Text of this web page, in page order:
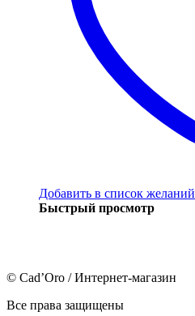
Добавить в список желаний
Быстрый просмотр
© Cad’Oro / Интернет-магазин
Все права защищены